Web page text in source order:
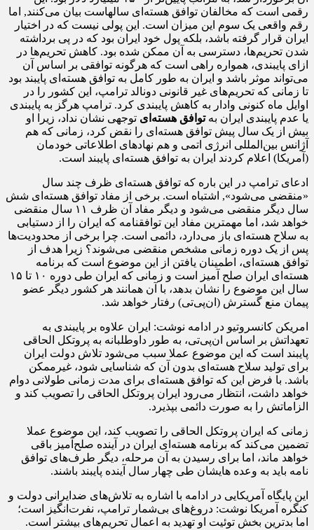
رقمی است که مخالفان توافق هسته‌ای سالهاست بیان می‌کنند, اما
رقم واقعی یک سوم این میزان است. این پولی نیست که در اختیار
ایران قرار گرفته باشد، بلکه پول خود ایران بود که در پی برداشته
شدن تحریم‌ها، دسترسی به آن ممکن شده بود. کاهش تحریم‌ها در
ازای پایبندی، همواره راهی است که هرگونه توافقی بر اساس آن
می‌تواند موثر باشد و ایران به طور کامل به توافق هسته‌ای پایبند بود
تا زمانی که تحریم‌های غیر قانونی دونالد ترامپ، این کشور را در
اوایل ماه کنونی وادار به کاهش پایبندی کرد. ترامپ هرگز به پایبندی
یا عدم پایبندی ایران به توافق هسته‌ای توجهی نشان نداد، زیرا او
بیش از یک سال پیش توافق هسته‌ای را نقض کرد، زمانی که هم
آژانس بین‌المللی انرژی اتمی و هم نهاد‌های اطلاعاتی خودمان
(آمریکا) اعلام کردند ایران به توافق هسته‌ای پایبند است.
ادعای ترامپ در این باره که توافق هسته‌ای ظرف چند سال
«منقضی می‌شود», اشتباه است. برخی از مفاد توافق هسته‌ای شش
سال دیگر منقضی می‌شود و دیگر مفاد آن ظرف ۱۱ سال منقضی
خواهد شد، اما مهمترین مفاد این توافقنامه که ایران را از دستیابی
به سلاح هسته‌ای باز می‌دارد، دائمی است. چرا برخی از محدودیت‌ها
پس از یک دوره زمانی مشخص منقضی می‌شوند؟ زیرا هدف از
توافق هسته‌ای، اطمینان یافتن از این موضوع است که برنامه
هسته‌ای ایران صلح آمیز است و زمانی که ایران طی دوره ۱۰ تا ۱۵
سال این موضوع را نشان بدهد، با آن همانند هر کشور دیگر عضو
پیمان منع گسترش (ان‌پی‌تی) رفتار خواهد شد.
امریکن کانسروتیو در ادامه نوشت: ایران علاوه بر پایبندی به
تعهداتش بر اساس ان‌پی‌تی، به طور داوطلبانه به پروتکل الحاقی
پایبند است که این موضوع عملا سبب می‌شود تلاش دولت ایران
برای تولید سلاح هسته‌ای بدون آن که شناسایی شود، غیرممکن
باشد. با فرض این که توافق هسته‌ای برای مدت زمانی طولانی دوام
خواهد داشت، انتظار می‌رود ایران پروتکل الحاقی را تصویب کند و
الزاماتش را به صورت دائمی بپذیرد.
زمانی که ایران پروتکل الحاقی را تصویب کند، این موضوع عملا
تضمین می‌کند که برنامه هسته‌ای ایران در آینده صلح‌آمیز باقی
خواهد ماند، اما برای رسیدن به آن مرحله، دیگر طرف‌های توافق
نامه باید به وعده هایشان طی چهار سال آینده پایبند باشند.
این پایگاه آمریکایی در ادامه با اشاره به تلاش‌های ضدایرانی دولت و
کنگره آمریکا نوشت: دروغ‌های بی‌شمار ترامپ، نفرت‌انگیز است؛
اما بدترین بخش توئیت او تهدید به اعمال تحریم‌های بیشتر است.